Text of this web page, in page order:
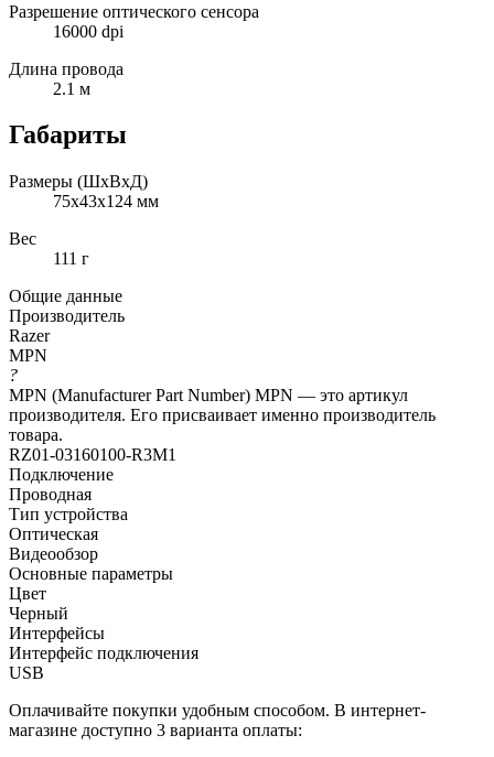
Разрешение оптического сенсора
16000 dpi
Длина провода
2.1 м
Габариты
Размеры (ШxВxД)
75x43x124 мм
Вес
111 г
Общие данные
Производитель
Razer
MPN
?
MPN (Manufacturer Part Number) MPN — это артикул
производителя. Его присваивает именно производитель
товара.
RZ01-03160100-R3M1
Подключение
Проводная
Тип устройства
Оптическая
Видеообзор
Основные параметры
Цвет
Черный
Интерфейсы
Интерфейс подключения
USB
Оплачивайте покупки удобным способом. В интернет-
магазине доступно 3 варианта оплаты: